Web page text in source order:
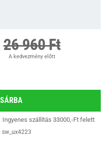
26 960 Ft
A kedvezmény előtt
Ingyenes szállítás 33000,-Ft felett
sw_ux4223